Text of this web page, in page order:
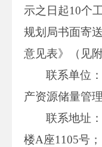
示之日起10个
规划局书面寄
意见表》（见附
联系单位
产资源储量管
联系地址
楼A座1105号；